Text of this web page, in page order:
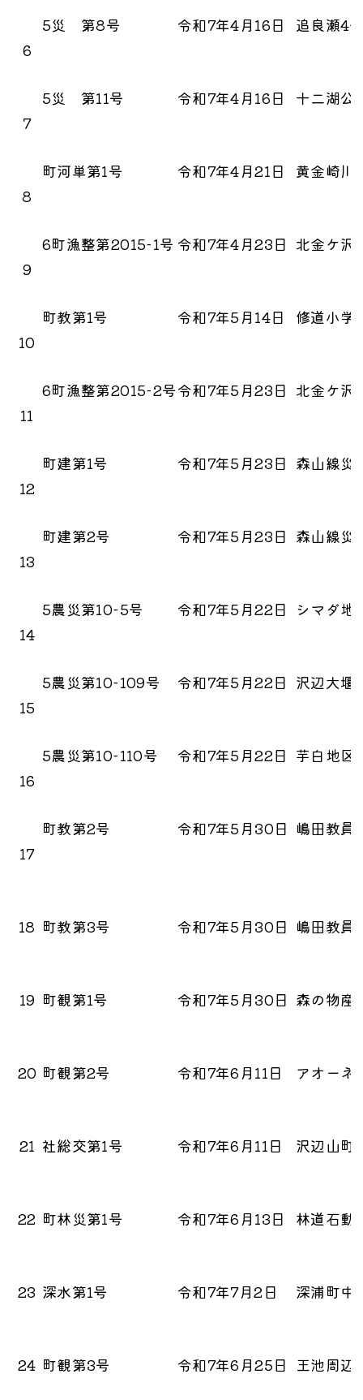
6
5災 第8号 令和7年4月16日 追良瀬4
7
5災 第11号 令和7年4月16日 十二湖公
8
町河単第1号 令和7年4月21日 黄金崎川
9
6町漁整第2015-1号 令和7年4月23日 北金ケ沢
10
町教第1号 令和7年5月14日 修道小学
11
6町漁整第2015-2号令和7年5月23日 北金ケ沢
12
町建第1号 令和7年5月23日 森山線災
13
町建第2号 令和7年5月23日 森山線災
14
5農災第10-5号 令和7年5月22日 シマダ地
15
5農災第10-109号 令和7年5月22日 沢辺大堰
16
5農災第10-110号 令和7年5月22日 芋白地区
17
町教第2号 令和7年5月30日 嶋田教員
18 町教第3号 令和7年5月30日 嶋田教員
19 町観第1号 令和7年5月30日 森の物産
20 町観第2号 令和7年6月11日 アオーネ
21 社総交第1号 令和7年6月11日 沢辺山町
22 町林災第1号 令和7年6月13日 林道石動
23 深水第1号 令和7年7月2日 深浦町中
24 町観第3号 令和7年6月25日 王池周辺